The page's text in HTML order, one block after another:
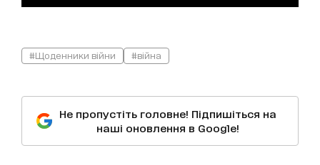
#Щоденники війни #війна
Не пропустіть головне! Підпишіться на
наші оновлення в Google!